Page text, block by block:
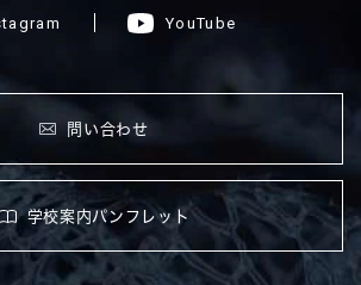
YouTube
問い合わせ
学校案内パンフレット